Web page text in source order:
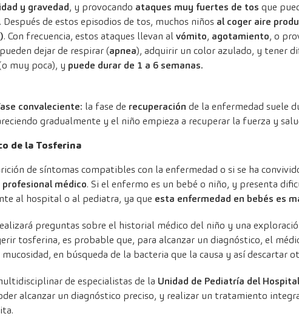
y gravedad, y provocando ataques muy fuertes de tos que
Después de estos episodios de tos, muchos niños al coger aire
. Con frecuencia, estos ataques llevan alvómito, agotamiento, o
dejar de respirar (apnea), adquirir un color azulado, y tener
muy poca), y puede durar de 1 a 6 semanas.
convaleciente: la fase de recuperación de la enfermedad suele
gradualmente y el niño empieza a recuperar la fuerza y
de la Tosferina
de síntomas compatibles con la enfermedad o si se ha
profesional médico. Si el enfermo es un bebé o niño, y presenta
al hospital o al pediatra, ya que esta enfermedad en bebés es
preguntas sobre el historial médico del niño y una
tosferina, es probable que, para alcanzar un diagnóstico, el
en búsqueda de la bacteria que la causa y así descartar
de especialistas de la Unidad de Pediatría del
alcanzar un diagnóstico preciso, y realizar un tratamiento